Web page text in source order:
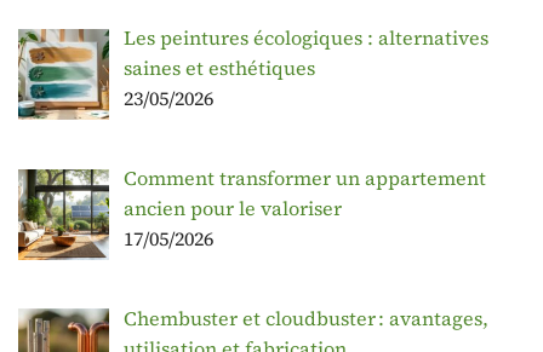
Les peintures écologiques : alternatives
saines et esthétiques
23/05/2026
Comment transformer un appartement
ancien pour le valoriser
17/05/2026
Chembuster et cloudbuster : avantages,